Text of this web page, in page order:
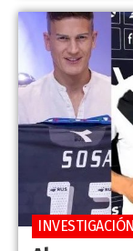
INVESTIGACIÓN